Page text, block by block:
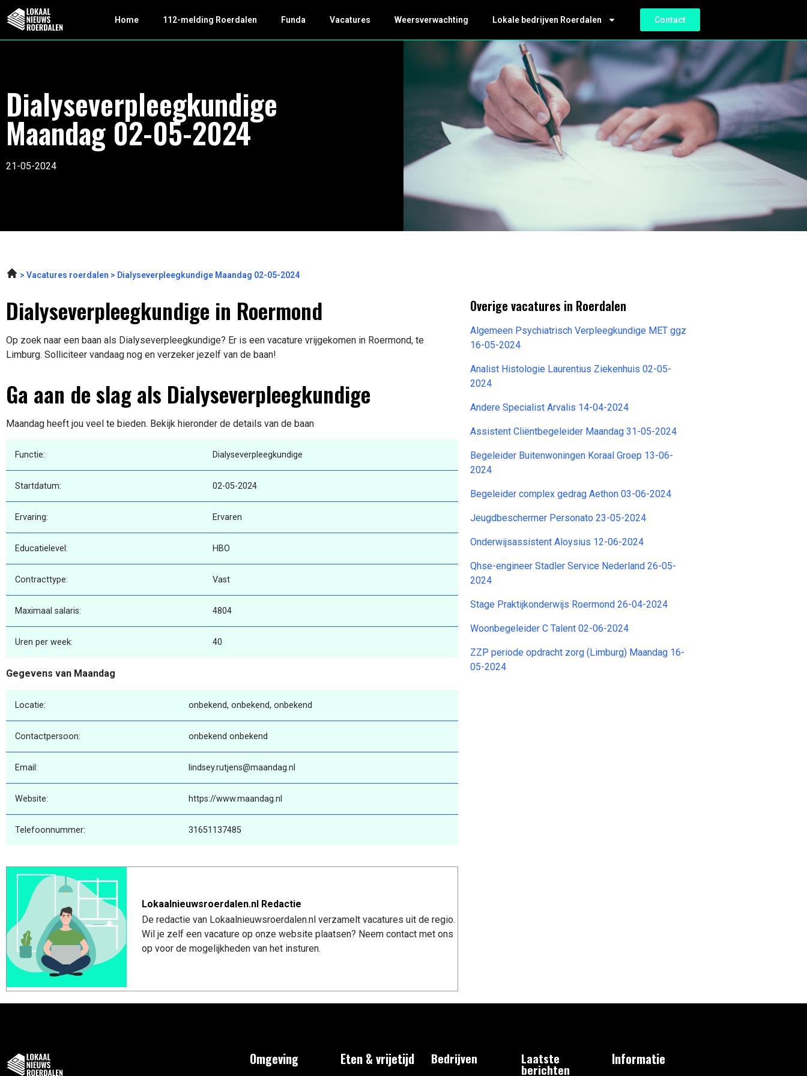
Home 112-melding Roerdalen Funda Vacatures Weersverwachting Lokale bedrijven Roerdalen Contact
Dialyseverpleegkundige
Maandag 02-05-2024
21-05-2024
Vacatures roerdalen Dialyseverpleegkundige Maandag 02-05-2024
Dialyseverpleegkundige in Roermond
Op zoek naar een baan als Dialyseverpleegkundige? Er is een vacature vrijgekomen in Roermond, te
Limburg. Solliciteer vandaag nog en verzeker jezelf van de baan!
Ga aan de slag als Dialyseverpleegkundige
Maandag heeft jou veel te bieden. Bekijk hieronder de details van de baan
Functie: Dialyseverpleegkundige
Startdatum: 02-05-2024
Ervaring: Ervaren
Educatielevel: HBO
Contracttype: Vast
Maximaal salaris: 4804
Uren per week: 40
Gegevens van Maandag
Locatie: onbekend, onbekend, onbekend
Contactpersoon: onbekend onbekend
Email: lindsey.rutjens@maandag.nl
Website: https://www.maandag.nl
Telefoonnummer: 31651137485
Lokaalnieuwsroerdalen.nl Redactie
De redactie van Lokaalnieuwsroerdalen.nl verzamelt vacatures uit de regio.
Wil je zelf een vacature op onze website plaatsen? Neem contact met ons
op voor de mogelijkheden van het insturen.
Overige vacatures in Roerdalen
Algemeen Psychiatrisch Verpleegkundige MET ggz
16-05-2024
Analist Histologie Laurentius Ziekenhuis 02-05-
2024
Andere Specialist Arvalis 14-04-2024
Assistent Cliëntbegeleider Maandag 31-05-2024
Begeleider Buitenwoningen Koraal Groep 13-06-
2024
Begeleider complex gedrag Aethon 03-06-2024
Jeugdbeschermer Personato 23-05-2024
Onderwijsassistent Aloysius 12-06-2024
Qhse-engineer Stadler Service Nederland 26-05-
2024
Stage Praktijkonderwijs Roermond 26-04-2024
Woonbegeleider C Talent 02-06-2024
ZZP periode opdracht zorg (Limburg) Maandag 16-
05-2024
Omgeving Eten & vrijetijd Bedrijven Laatste
berichten
Informatie